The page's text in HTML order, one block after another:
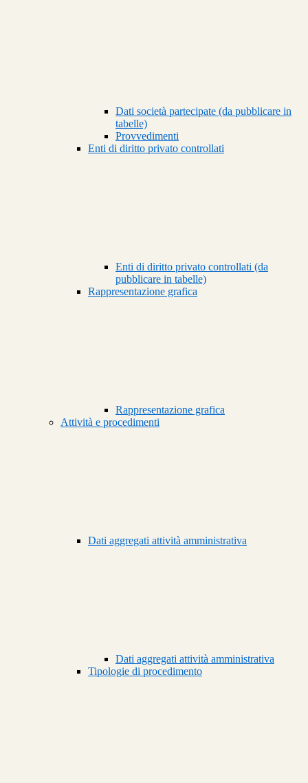
Dati società partecipate (da pubblicare in
tabelle)
Provvedimenti
Enti di diritto privato controllati
Enti di diritto privato controllati (da
pubblicare in tabelle)
Rappresentazione grafica
Rappresentazione grafica
Attività e procedimenti
Dati aggregati attività amministrativa
Dati aggregati attività amministrativa
Tipologie di procedimento